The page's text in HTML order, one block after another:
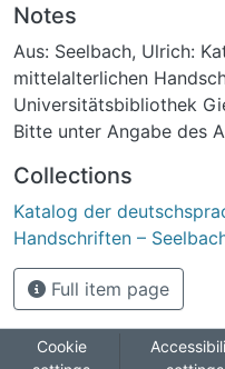
Notes
Aus: Seelbach, Ulrich:
mittelalterlichen
Universitätsbibliothek
Bitte unter Angabe des
Collections
Katalog der
Handschriften –
Full item page
Cookie